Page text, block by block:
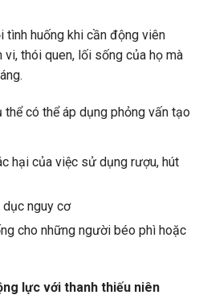
tình huống khi cần động viên
thói quen, lối sống của họ mà
có thể áp dụng phỏng vấn tạo
hại của việc sử dụng rượu, hút
dục nguy cơ
cho những người béo phì hoặc
lực với thanh thiếu niên